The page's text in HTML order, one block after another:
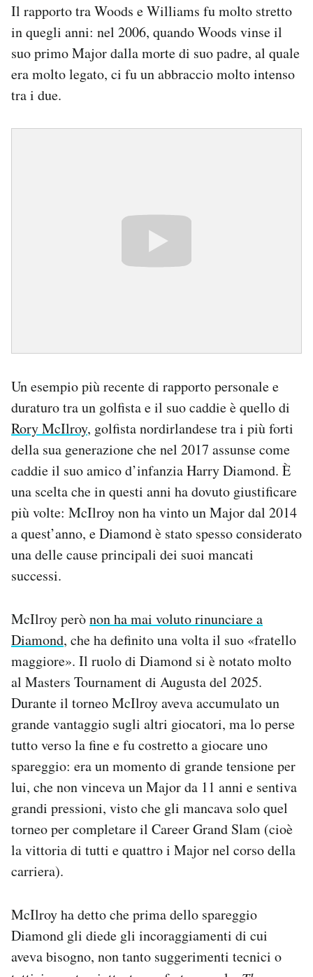
Il rapporto tra Woods e Williams fu molto stretto
in quegli anni: nel 2006, quando Woods vinse il
suo primo Major dalla morte di suo padre, al quale
era molto legato, ci fu un abbraccio molto intenso
tra i due.
Un esempio più recente di rapporto personale e
duraturo tra un golfista e il suo caddie è quello di
Rory McIlroy, golfista nordirlandese tra i più forti
della sua generazione che nel 2017 assunse come
caddie il suo amico d’infanzia Harry Diamond. È
una scelta che in questi anni ha dovuto giustificare
più volte: McIlroy non ha vinto un Major dal 2014
a quest’anno, e Diamond è stato spesso considerato
una delle cause principali dei suoi mancati
successi.
McIlroy perònon ha mai voluto rinunciare a
Diamond, che ha definito una volta il suo «fratello
maggiore». Il ruolo di Diamond si è notato molto
al Masters Tournament di Augusta del 2025.
Durante il torneo McIlroy aveva accumulato un
grande vantaggio sugli altri giocatori, ma lo perse
tutto verso la fine e fu costretto a giocare uno
spareggio: era un momento di grande tensione per
lui, che non vinceva un Major da 11 anni e sentiva
grandi pressioni, visto che gli mancava solo quel
torneo per completare il Career Grand Slam (cioè
la vittoria di tutti e quattro i Major nel corso della
carriera).
McIlroy ha detto che prima dello spareggio
Diamond gli diede gli incoraggiamenti di cui
aveva bisogno, non tanto suggerimenti tecnici o